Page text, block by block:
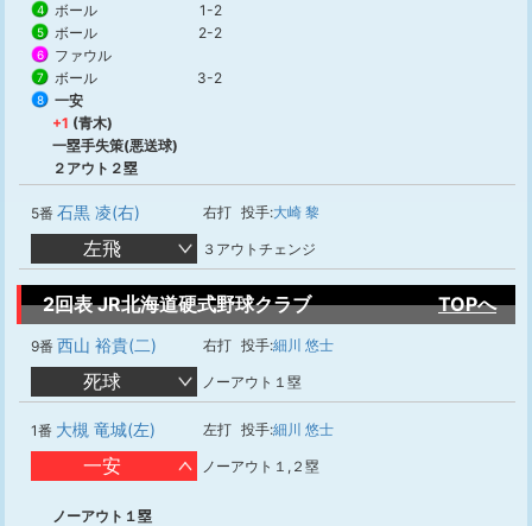
4 ボール 1-2
5 ボール 2-2
6 ファウル
7 ボール 3-2
8
一安
+1 (青木)
一塁手失策(悪送球)
２アウト２塁
5番 石黒 凌(右) 右打 投手:大崎 黎
左飛 ３アウトチェンジ
2回表 JR北海道硬式野球クラブ TOPへ
9番 西山 裕貴(二) 右打 投手:細川 悠士
死球 ノーアウト１塁
1番 大槻 竜城(左) 左打 投手:細川 悠士
一安 ノーアウト１,２塁
ノーアウト１塁